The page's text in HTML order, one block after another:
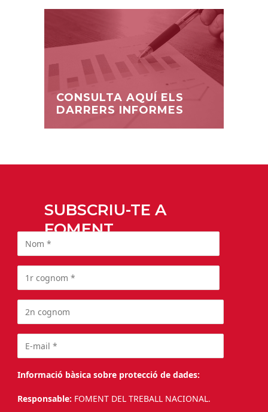
CONSULTA AQUÍ ELS
DARRERS INFORMES
SUBSCRIU-TE A
FOMENT
Informació bàsica sobre protecció de dades:
Responsable: FOMENT DEL TREBALL NACIONAL.